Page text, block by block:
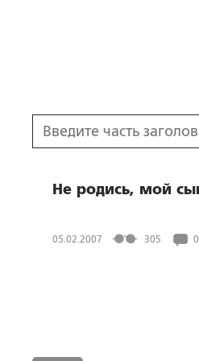
Не родись, мой
05.02.2007 305 0